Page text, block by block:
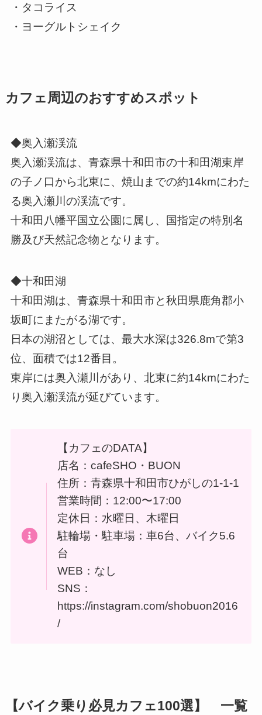
・タコライス
・ヨーグルトシェイク
カフェ周辺のおすすめスポット
◆奥入瀬渓流
奥入瀬渓流は、青森県十和田市の十和田湖東岸
の子ノ口から北東に、焼山までの約14kmにわた
る奥入瀬川の渓流です。
十和田八幡平国立公園に属し、国指定の特別名
勝及び天然記念物となります。
◆十和田湖
十和田湖は、青森県十和田市と秋田県鹿角郡小
坂町にまたがる湖です。
日本の湖沼としては、最大水深は326.8mで第3
位、面積では12番目。
東岸には奥入瀬川があり、北東に約14kmにわた
り奥入瀬渓流が延びています。
【カフェのDATA】
店名：cafeSHO・BUON
住所：青森県十和田市ひがしの1-1-1
営業時間：12:00〜17:00
定休日：水曜日、木曜日
駐輪場・駐車場：車6台、バイク5.6
台
WEB：なし
SNS：
https://instagram.com/shobuon2016
/
【バイク乗り必見カフェ100選】 一覧